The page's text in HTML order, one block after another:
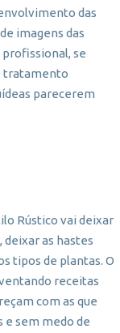
das
imagens das
se
tratamento
parecerem
Rústico vai deixar
as hastes
tipos de plantas. O
receitas
com as que
e sem medo de